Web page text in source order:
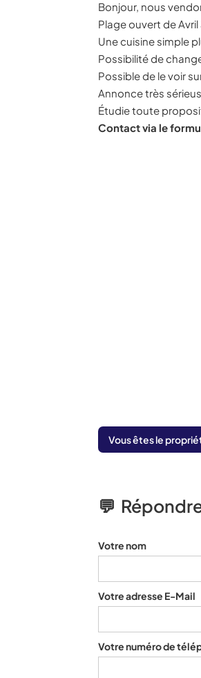
Bonjour, nous
Plage ouvert de
Une cuisine simple
Possibilité de
Possible de le voir
Annonce très
Étudie toute
Contact via le
Vous êtes le
💬
Votre nom
Votre adresse E-Mail
Votre numéro de